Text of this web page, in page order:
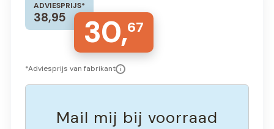
ADVIESPRIJS*
38,95 30,67
*Adviesprijs van fabrikant i
Mail mij bij voorraad